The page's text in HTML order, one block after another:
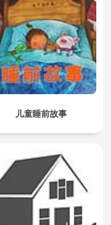
儿童睡前故事